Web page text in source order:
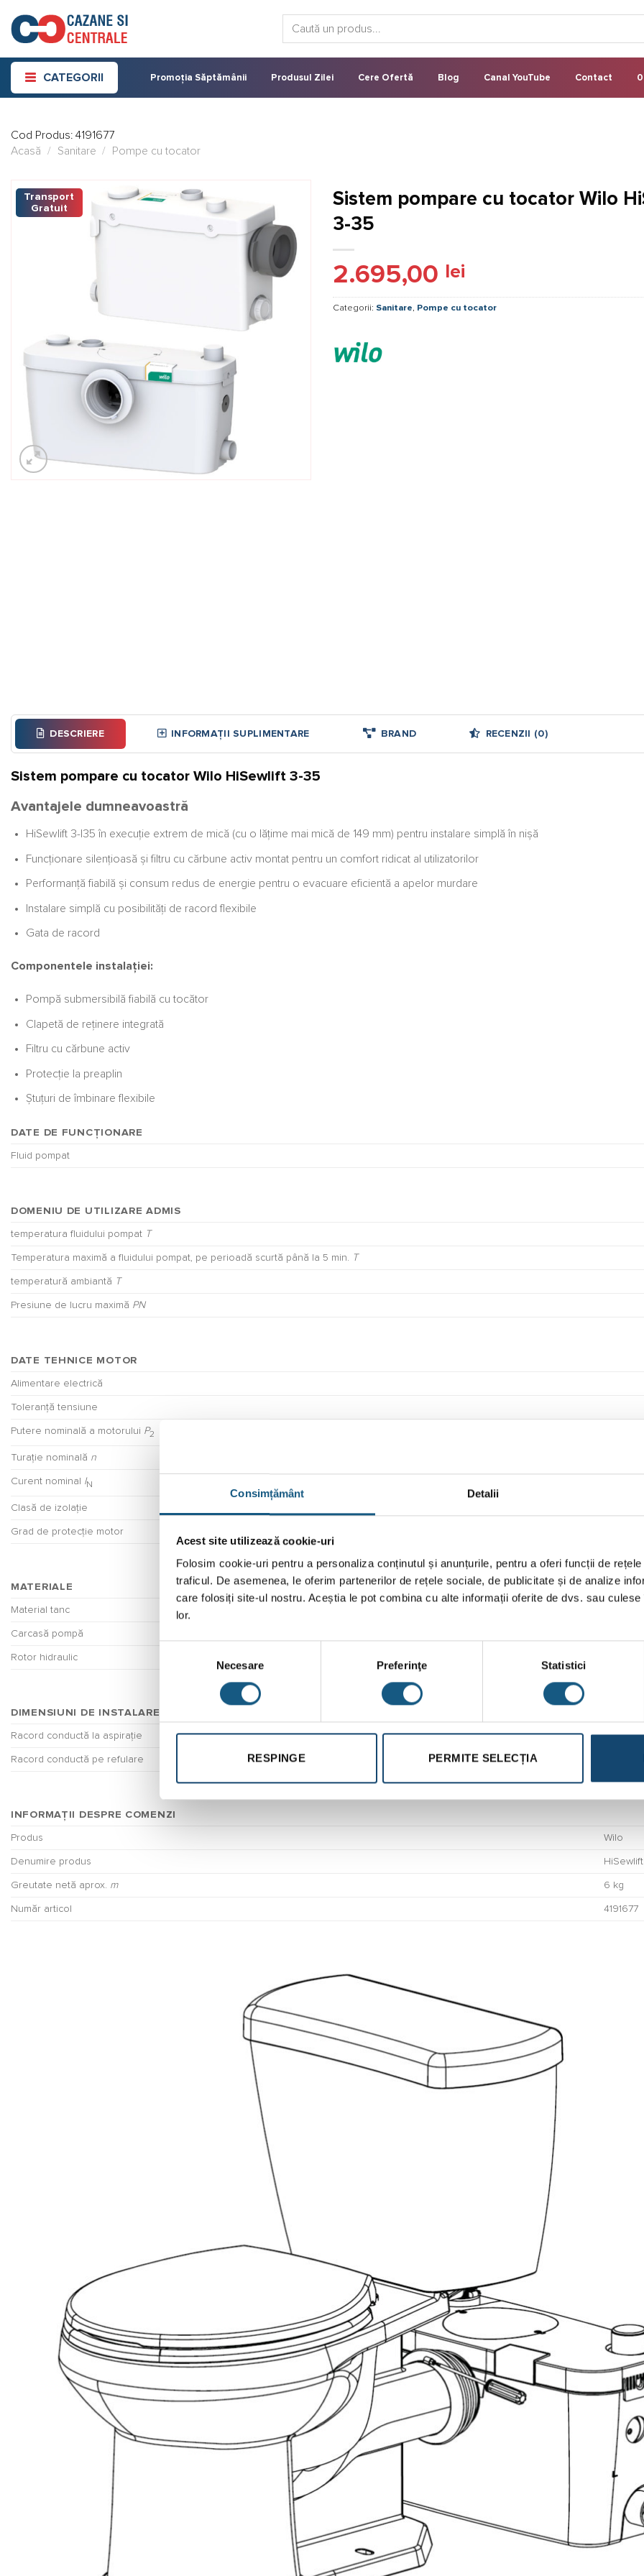
Consimțământ Detalii
Acest site utilizează cookie-uri
Folosim cookie-uri pentru a personaliza conținutul și anunțurile, pentru a oferi funcții de
traficul. De asemenea, le oferim partenerilor de rețele sociale, de publicitate și de analize
care folosiți site-ul nostru. Aceștia le pot combina cu alte informații oferite de dvs. sau
lor.
consimțământului
Necesare Preferinţe Statistici
RESPINGE PERMITE SELECȚIA
content
CATEGORII Promoția Săptămânii Produsul Zilei Cere Ofertă Blog Canal YouTube Contact
Cod Produs: 4191677
Acasă
/ Sanitare / Pompe cu tocator
Transport
Gratuit
Sistem pompare cu tocator Wilo
3-35
2.695,00 lei
Categorii: Sanitare, Pompe cu tocator
DESCRIERE INFORMAȚII SUPLIMENTARE BRAND RECENZII (0)
Sistem pompare cu tocator Wilo HiSewlift 3-35
Avantajele dumneavoastră
HiSewlift 3-I35 în execuţie extrem de mică (cu o lăţime mai mică de 149 mm) pentru instalare simplă în nişă
Funcţionare silenţioasă şi filtru cu cărbune activ montat pentru un comfort ridicat al utilizatorilor
Performanţă fiabilă şi consum redus de energie pentru o evacuare eficientă a apelor murdare
Instalare simplă cu posibilităţi de racord flexibile
Gata de racord
Componentele instalaţiei:
Pompă submersibilă fiabilă cu tocător
Clapetă de reţinere integrată
Filtru cu cărbune activ
Protecţie la preaplin
Ştuţuri de îmbinare flexibile
DATE DE FUNCȚIONARE
Fluid pompat
DOMENIU DE UTILIZARE ADMIS
temperatura fluidului pompat T
Temperatura maximă a fluidului pompat, pe perioadă scurtă până la 5 min. T
temperatură ambiantă T
Presiune de lucru maximă PN
DATE TEHNICE MOTOR
Alimentare electrică
Toleranță tensiune
Putere nominală a motorului P2
Turație nominală n
Curent nominal IN
Clasă de izolație
Grad de protecție motor
MATERIALE
Material tanc
Carcasă pompă
Rotor hidraulic
DIMENSIUNI DE INSTALARE
Racord conductă la aspirație
Racord conductă pe refulare
INFORMAȚII DESPRE COMENZI
Produs Wilo
Denumire produs
Greutate netă aprox. m 6 kg
Număr articol 4191677